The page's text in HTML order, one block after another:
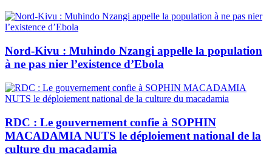
Nord-Kivu : Muhindo Nzangi appelle la population
à ne pas nier l’existence d’Ebola
RDC : Le gouvernement confie à SOPHIN
MACADAMIA NUTS le déploiement national de la
culture du macadamia